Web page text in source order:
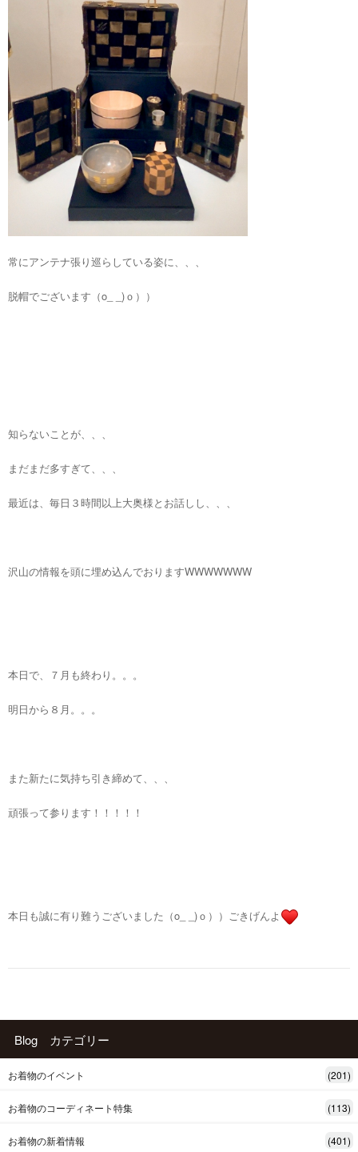
常にアンテナ張り巡らしている姿に、、、
脱帽でございます（o_ _)ｏ））
知らないことが、、、
まだまだ多すぎて、、、
最近は、毎日３時間以上大奥様とお話しし、、、
沢山の情報を頭に埋め込んでおりますWWWWWWW
本日で、７月も終わり。。。
明日から８月。。。
また新たに気持ち引き締めて、、、
頑張って参ります！！！！！
本日も誠に有り難うございました（o_ _)ｏ））ごきげんよ
Blog カテゴリー
お着物のイベント (201)
お着物のコーディネート特集 (113)
お着物の新着情報 (401)